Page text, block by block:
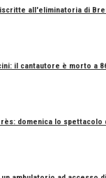
all'eliminatoria di
il cantautore è morto a
domenica lo spettacolo